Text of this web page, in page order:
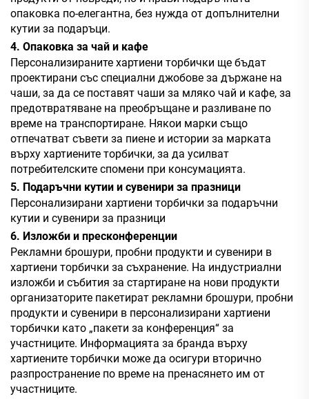
опаковка по-елегантна, без нужда от допълнителни
кутии за подаръци.
4. Опаковка за чай и кафе
Персонализираните хартиени торбички ще бъдат
проектирани със специални джобове за държане на
чаши, за да се поставят чаши за мляко чай и кафе, за
предотвратяване на преобръщане и разливане по
време на транспортиране. Някои марки също
отпечатват съвети за пиене и истории за марката
върху хартиените торбички, за да усилват
потребителските спомени при консумацията.
5. Подаръчни кутии и сувенири за празници
Персонализирани хартиени торбички за подаръчни
кутии и сувенири за празници
6. Изложби и пресконференции
Рекламни брошури, пробни продукти и сувенири в
хартиени торбички за съхранение. На индустриални
изложби и събития за стартиране на нови продукти
организаторите пакетират рекламни брошури, пробни
продукти и сувенири в персонализирани хартиени
торбички като „пакети за конференция“ за
участниците. Информацията за бранда върху
хартиените торбички може да осигури вторично
разпространение по време на пренасянето им от
участниците.